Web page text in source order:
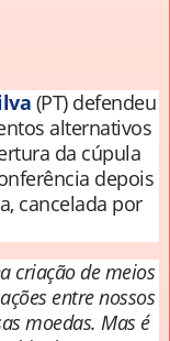
(PT) defendeu
alternativos
da cúpula
depois
cancelada por
criação de meios
entre nossos
moedas. Mas é